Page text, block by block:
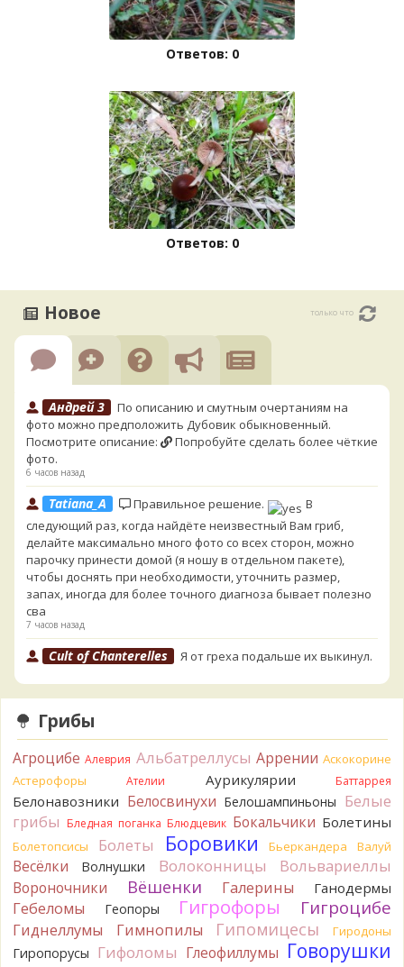
Ответов: 0
Ответов: 0
Новое только что
Андрей 3
По описанию и смутным очертаниям на
фото можно предположить Дубовик обыкновенный.
Посмотрите описание:
Попробуйте сделать более чёткие
фото.
6 часов назад
Tatiana_A Правильное решение.
В
следующий раз, когда найдёте неизвестный Вам гриб,
делайте максимально много фото со всех сторон, можно
парочку принести домой (я ношу в отдельном пакете),
чтобы доснять при необходимости, уточнить размер,
запах, иногда для более точного диагноза бывает полезно
сва
7 часов назад
Cult of Chanterelles
Я от греха подальше их выкинул.
Tatiana_A
Говорушек в этой цветовой гамме - хоть
пруд пруди, и далеко не все описаны на этом сайте. И
большинство из них как минимум несъедобны. Ворончатая
должна слабо пахнуть миндалём. Из похожих есть, скажем,
Желобчатая и Бледноокрашенная. Росли не не древесине,
так? Из земли или из подстилки
Мария Хорошо. При срезании синеет.
Tatiana_A Посмотрите Пилолистнички: lentinellus/
7 часов назад
BorisM
Мария, нереально точно определить вид
Грибы
Агроцибе Алеврия Альбатреллусы Аррении Аскокорине
Астерофоры
Ателии Аурикулярии Баттаррея
Белонавозники Белосвинухи Белошампиньоны Белые
грибы Бледная поганка Блюдцевик Бокальчики Болетины
Болетопсисы Болеты Боровики Бьеркандера Валуй
Весёлки Волнушки Волоконницы Вольвариеллы
Вороночники Вёшенки Галерины Ганодермы
Гебеломы Геопоры Гигрофоры Гигроцибе
Гиднеллумы Гимнопилы Гипомицесы Гиродоны
Гиропорусы Гифоломы Глеофиллумы Говорушки